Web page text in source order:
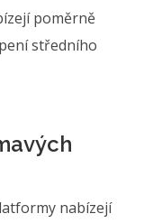
poměrně
středního
nabízejí